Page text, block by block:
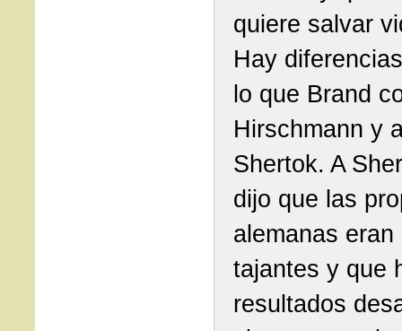
quiere salvar
Hay
lo que Brand
Hirschmann y
Shertok. A
dijo que las
alemanas eran
tajantes y que
resultados